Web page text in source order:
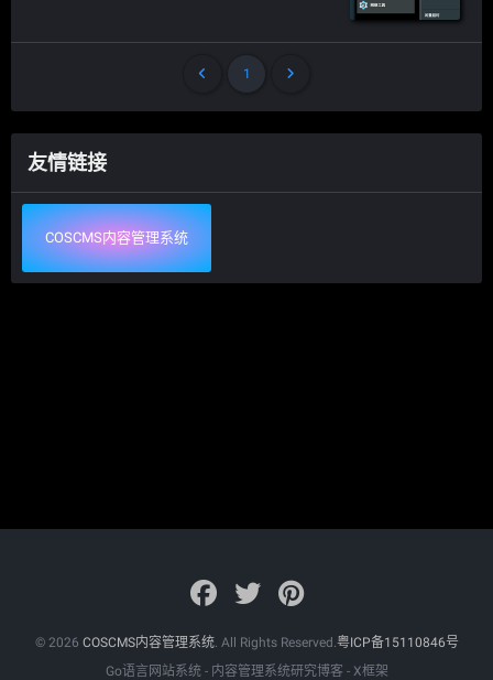
1
友情链接
COSCMS内容管理系统
© 2026 COSCMS内容管理系统. All Rights Reserved.粤ICP备15110846号
Go语言网站系统 - 内容管理系统研究博客 - X框架